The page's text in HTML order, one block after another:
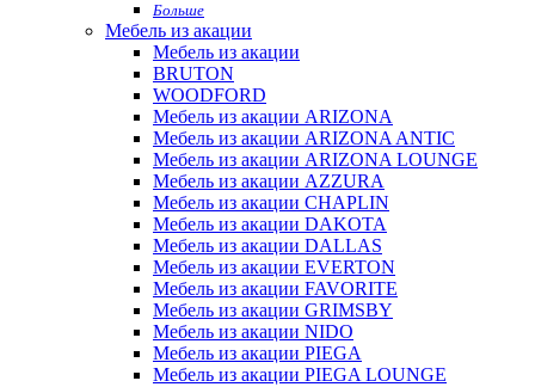
Больше
Мебель из акации
Мебель из акации
BRUTON
WOODFORD
Мебель из акации ARIZONA
Мебель из акации ARIZONA ANTIC
Мебель из акации ARIZONA LOUNGE
Мебель из акации AZZURA
Мебель из акации CHAPLIN
Мебель из акации DAKOTA
Мебель из акации DALLAS
Мебель из акации EVERTON
Мебель из акации FAVORITE
Мебель из акации GRIMSBY
Мебель из акации NIDO
Мебель из акации PIEGA
Мебель из акации PIEGA LOUNGE